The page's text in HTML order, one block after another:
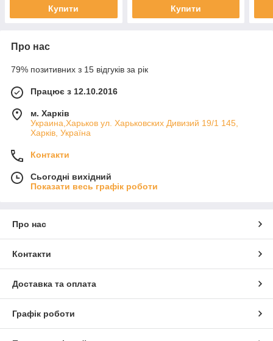
Купити Купити
Про нас
79% позитивних з 15 відгуків за рік
Працює з 12.10.2016
м. Харків
Украина,Харьков ул. Харьковских Дивизий 19/1 145,
Харків, Україна
Контакти
Сьогодні вихідний
Показати весь графік роботи
Про нас
Контакти
Доставка та оплата
Графік роботи